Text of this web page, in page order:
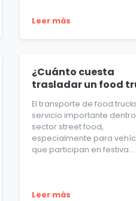
Leer más
¿Cuánto cuesta
trasladar un food
El transporte de food
servicio importante
sector street food,
especialmente para
que participan en festiva...
Leer más